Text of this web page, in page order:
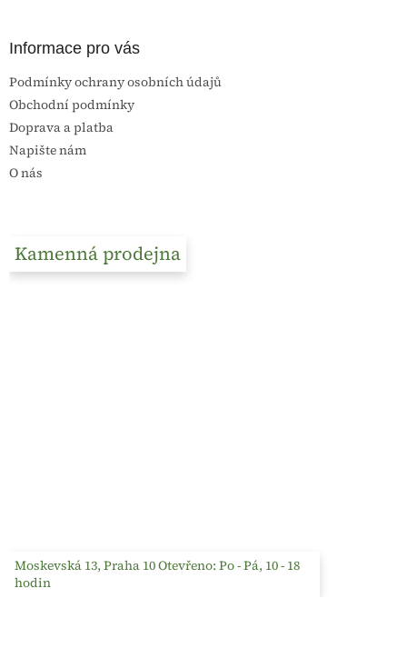
Informace pro vás
Podmínky ochrany osobních údajů
Obchodní podmínky
Doprava a platba
Napište nám
O nás
Kamenná prodejna
Moskevská 13, Praha 10 Otevřeno: Po - Pá, 10 - 18
hodin